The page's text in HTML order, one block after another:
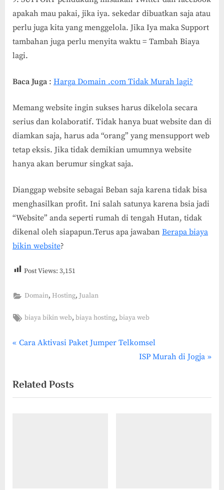
apakah mau pakai, jika iya. sekedar dibuatkan saja atau
perlu juga kita yang menggelola. Jika Iya maka Support
tambahan juga perlu menyita waktu = Tambah Biaya
lagi.
Baca Juga : Harga Domain .com Tidak Murah lagi?
Memang website ingin sukses harus dikelola secara
serius dan kolaboratif. Tidak hanya buat website dan di
diamkan saja, harus ada “orang” yang mensupport web
tetap eksis. Jika tidak demikian umumnya website
hanya akan berumur singkat saja.
Dianggap website sebagai Beban saja karena tidak bisa
menghasilkan profit. Ini salah satunya karena bsia jadi
“Website” anda seperti rumah di tengah Hutan, tidak
dikenal oleh siapapun.Terus apa jawaban Berapa biaya
bikin website?
Post Views: 3,151
Domain,Hosting, Jualan
Tags:
biaya bikin web,biaya hosting,biaya web
Post
P
v
i
Cara Aktivasi Paket Jumper Telkomsel
N
t
ISP Murah di Jogja
Related Posts